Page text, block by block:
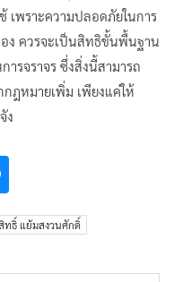
เพราะความปลอดภัยในการ
ง ควรจะเป็นสิทธิขั้นพื้นฐาน
รจราจร ซึ่งสิ่งนี้สามารถ
ฎหมายเพิ่ม เพียงแค่ให้
ง
ทธิ์ แย้มสงวนศักดิ์